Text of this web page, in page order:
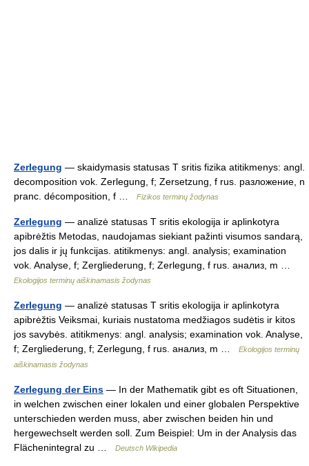
Zerlegung — skaidymasis statusas T sritis fizika atitikmenys: angl.
decomposition vok. Zerlegung, f; Zersetzung, f rus. разложение, n
pranc. décomposition, f …
Fizikos terminų žodynas
Zerlegung — analizė statusas T sritis ekologija ir aplinkotyra
apibrėžtis Metodas, naudojamas siekiant pažinti visumos sandarą,
jos dalis ir jų funkcijas. atitikmenys: angl. analysis; examination
vok. Analyse, f; Zergliederung, f; Zerlegung, f rus. aнализ, m …
Ekologijos terminų aiškinamasis žodynas
Zerlegung — analizė statusas T sritis ekologija ir aplinkotyra
apibrėžtis Veiksmai, kuriais nustatoma medžiagos sudėtis ir kitos
jos savybės. atitikmenys: angl. analysis; examination vok. Analyse,
f; Zergliederung, f; Zerlegung, f rus. aнализ, m …
Ekologijos terminų
aiškinamasis žodynas
Zerlegung der Eins — In der Mathematik gibt es oft Situationen,
in welchen zwischen einer lokalen und einer globalen Perspektive
unterschieden werden muss, aber zwischen beiden hin und
hergewechselt werden soll. Zum Beispiel: Um in der Analysis das
Flächenintegral zu …
Deutsch Wikipedia